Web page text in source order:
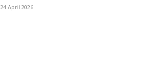
24 April 2026